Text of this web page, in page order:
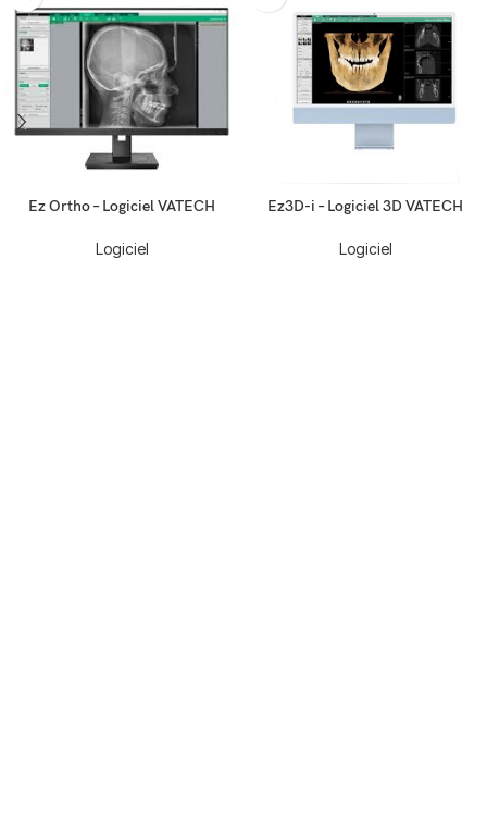
Ez Ortho – Logiciel VATECH
Logiciel
Ez3D-i – Logiciel 3D VATECH
Logiciel